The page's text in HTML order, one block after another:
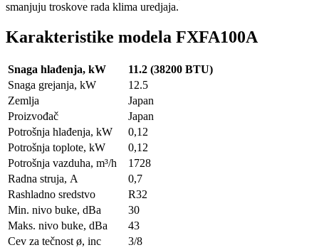
smanjuju troskove rada klima uredjaja.
Karakteristike modela FXFA100A
Snaga hlađenja, kW
11.2 (38200 BTU)
Snaga grejanja, kW
12.5
Zemlja
Japan
Proizvođač
Japan
Potrošnja hlađenja, kW
0,12
Potrošnja toplote, kW
0,12
Potrošnja vazduha, m³/h
1728
Radna struja, А
0,7
Rashladno sredstvo
R32
Min. nivo buke, dBa
30
Maks. nivo buke, dBa
43
Cev za tečnost ø, inc
3/8